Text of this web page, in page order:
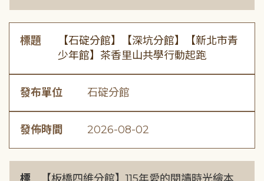
標題
【石碇分館】【深坑分館】【新北市青
少年館】茶香里山共學行動起跑
發布單位 石碇分館
發佈時間 2026-08-02